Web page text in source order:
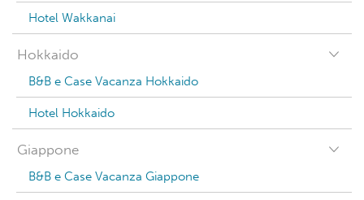
Hotel Wakkanai
Hokkaido
B&B e Case Vacanza Hokkaido
Hotel Hokkaido
Giappone
B&B e Case Vacanza Giappone